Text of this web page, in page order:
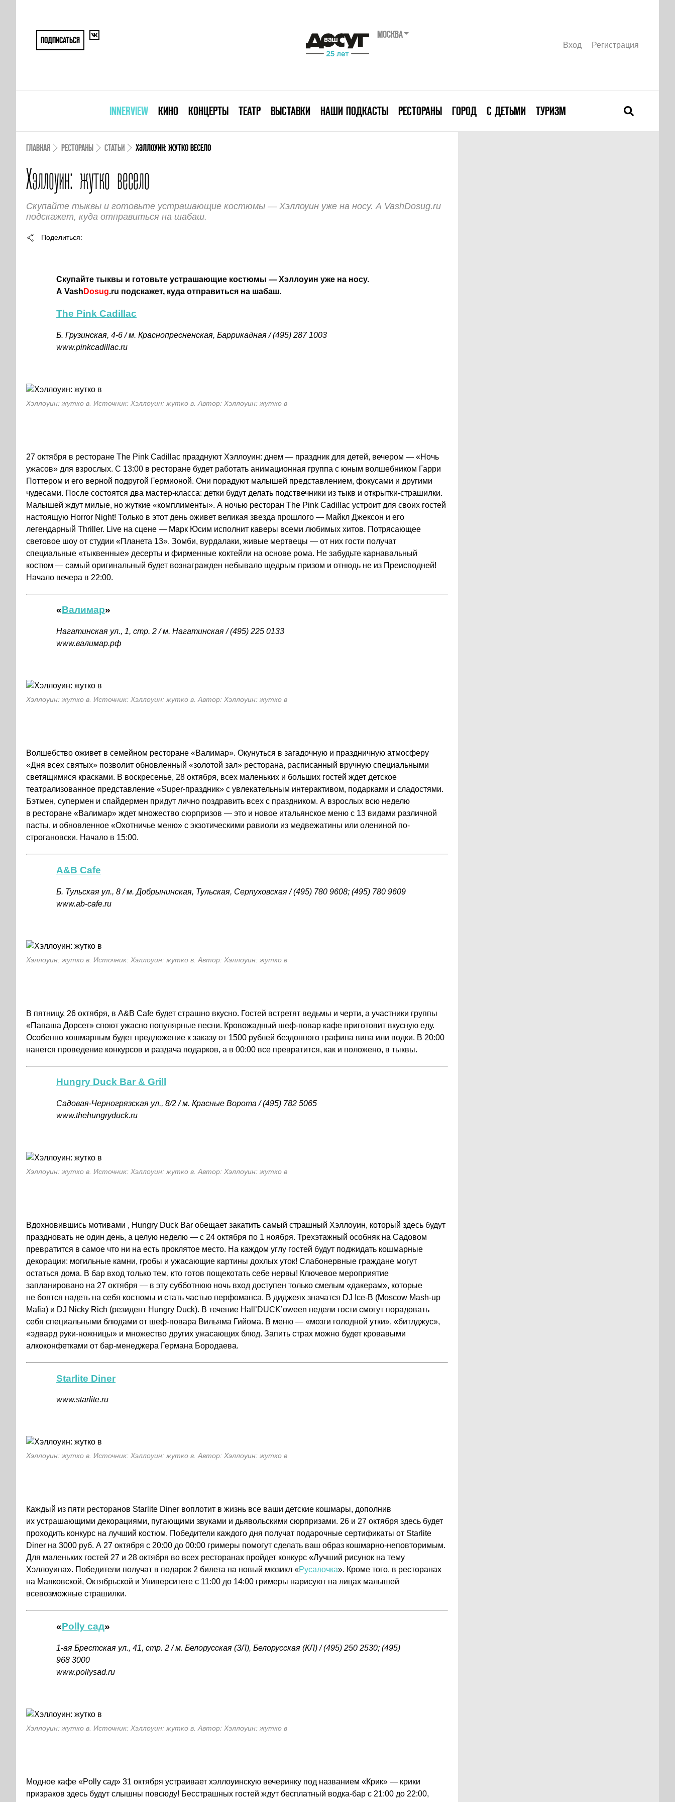
ПОДПИСАТЬСЯ
МОСКВА
Вход Регистрация
INNERVIEW КИНО КОНЦЕРТЫ ТЕАТР ВЫСТАВКИ НАШИ ПОДКАСТЫ РЕСТОРАНЫ ГОРОД С ДЕТЬМИ ТУРИЗМ
ГЛАВНАЯ РЕСТОРАНЫ СТАТЬИ ХЭЛЛОУИН: ЖУТКО ВЕСЕЛО
Хэллоуин: жутко весело
Скупайте тыквы и готовьте устрашающие костюмы — Хэллоуин уже на носу. А VashDosug.ru
подскажет, куда отправиться на шабаш.
Поделиться
Скупайте тыквы и готовьте устрашающие костюмы — Хэллоуин уже на носу.
А Vash Dosug.ru подскажет, куда отправиться на шабаш.
The Pink Cadillac
Б. Грузинская, 4-6 /м. Краснопресненская, Баррикадная / (495) 287 1003
www.pinkcadillac.ru
Хэллоуин: жутко в. Источник: Хэллоуин: жутко в. Автор: Хэллоуин: жутко в
27 октября в ресторане The Pink Cadillac празднуют Хэллоуин: днем — праздник для детей, вечером — «Ночь
ужасов» для взрослых. С 13:00 в ресторане будет работать анимационная группа с юным волшебником Гарри
Поттером и его верной подругой Гермионой. Они порадуют малышей представлением, фокусами и другими
чудесами. После состоятся два мастер-класса: детки будут делать подствечники из тыкв и открытки-страшилки.
Малышей ждут милые, но жуткие «комплименты». А ночью ресторан The Pink Cadillac устроит для своих гостей
настоящую Horror Night! Только в этот день оживет великая звезда прошлого — Майкл Джексон и его
легендарный Thriller. Live на сцене — Марк Юсим исполнит каверы всеми любимых хитов. Потрясающее
световое шоу от студии «Планета 13». Зомби, вурдалаки, живые мертвецы — от них гости получат
специальные «тыквенные» десерты и фирменные коктейли на основе рома. Не забудьте карнавальный
костюм — самый оригинальный будет вознагражден небывало щедрым призом и отнюдь не из Преисподней!
Начало вечера в 22:00.
«Валимар»
Нагатинская ул., 1, стр. 2 / м. Нагатинская / (495) 225 0133
www.валимар.рф
Хэллоуин: жутко в. Источник: Хэллоуин: жутко в. Автор: Хэллоуин: жутко в
Волшебство оживет в семейном ресторане «Валимар». Окунуться в загадочную и праздничную атмосферу
«Дня всех святых» позволит обновленный «золотой зал» ресторана, расписанный вручную специальными
светящимися красками. В воскресенье, 28 октября, всех маленьких и больших гостей ждет детское
театрализованное представление «Super-праздник» с увлекательным интерактивом, подарками и сладостями.
Бэтмен, супермен и спайдермен придут лично поздравить всех с праздником. А взрослых всю неделю
в ресторане «Валимар» ждет множество сюрпризов — это и новое итальянское меню с 13 видами различной
пасты, и обновленное «Охотничье меню» с экзотическими равиоли из медвежатины или олениной по-
строгановски. Начало в 15:00.
A&B Cafe
Б. Тульская ул., 8 / м. Добрынинская, Тульская, Серпуховская / (495) 780 9608; (495) 780 9609
www.ab-cafe.ru
Хэллоуин: жутко в. Источник: Хэллоуин: жутко в. Автор: Хэллоуин: жутко в
В пятницу, 26 октября, в A&B Cafe будет страшно вкусно. Гостей встретят ведьмы и черти, а участники группы
«Папаша Дорсет» споют ужасно популярные песни. Кровожадный шеф-повар кафе приготовит вкусную еду.
Особенно кошмарным будет предложение к заказу от 1500 рублей бездонного графина вина или водки. В 20:00
нанется проведение конкурсов и раздача подарков, а в 00:00 все превратится, как и положено, в тыквы.
Hungry Duck Bar & Grill
Садовая-Черногрязская ул., 8/2 / м. Красные Ворота / (495) 782 5065
www.thehungryduck.ru
Хэллоуин: жутко в. Источник: Хэллоуин: жутко в. Автор: Хэллоуин: жутко в
Вдохновившись мотивами , Hungry Duck Bar обещает закатить самый страшный Хэллоуин, который здесь будут
праздновать не один день, а целую неделю — с 24 октября по 1 ноября. Трехэтажный особняк на Садовом
превратится в самое что ни на есть проклятое место. На каждом углу гостей будут поджидать кошмарные
декорации: могильные камни, гробы и ужасающие картины дохлых уток! Слабонервные граждане могут
остаться дома. В бар вход только тем, кто готов пощекотать себе нервы! Ключевое мероприятие
запланировано на 27 октября — в эту субботнюю ночь вход доступен только смелым «дакерам», которые
не боятся надеть на себя костюмы и стать частью перфоманса. В диджеях значатся DJ Ice-В (Moscow Mash-up
Mafia) и DJ Nicky Rich (резидент Hungry Duck). В течение Hall’DUCK’oween недели гости смогут порадовать
себя специальными блюдами от шеф-повара Вильяма Гийома. В меню — «мозги голодной утки», «битлджус»,
«эдвард руки-ножницы» и множество других ужасающих блюд. Запить страх можно будет кровавыми
алкоконфетками от бар-менеджера Германа Бородаева.
Starlite Diner
www.starlite.ru
Хэллоуин: жутко в. Источник: Хэллоуин: жутко в. Автор: Хэллоуин: жутко в
Каждый из пяти ресторанов Starlite Diner воплотит в жизнь все ваши детские кошмары, дополнив
их устрашающими декорациями, пугающими звуками и дьявольскими сюрпризами. 26 и 27 октября здесь будет
проходить конкурс на лучший костюм. Победители каждого дня получат подарочные сертификаты от Starlite
Diner на 3000 руб. А 27 октября с 20:00 до 00:00 гримеры помогут сделать ваш образ кошмарно-неповторимым.
Для маленьких гостей 27 и 28 октября во всех ресторанах пройдет конкурс «Лучший рисунок на тему
Хэллоуина». Победители получат в подарок 2 билета на новый мюзикл «Русалочка». Кроме того, в ресторанах
на Маяковской, Октябрьской и Университете с 11:00 до 14:00 гримеры нарисуют на лицах малышей
всевозможные страшилки.
«Polly сад»
1-ая Брестская ул., 41, стр. 2 / м. Белорусская (ЗЛ), Белорусская (КЛ) / (495) 250 2530; (495)
968 3000
www.pollysad.ru
Хэллоуин: жутко в. Источник: Хэллоуин: жутко в. Автор: Хэллоуин: жутко в
Модное кафе «Polly сад» 31 октября устраивает хэллоуинскую вечеринку под названием «Крик» — крики
призраков здесь будут слышны повсюду! Бесстрашных гостей ждут бесплатный водка-бар с 21:00 до 22:00,